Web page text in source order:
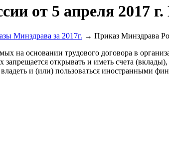
от 5 апреля 2017
Минздрава за 2017г. → Приказ Минздрава
на основании трудового договора в
открывать и иметь счета
и (или) пользоваться иностранными